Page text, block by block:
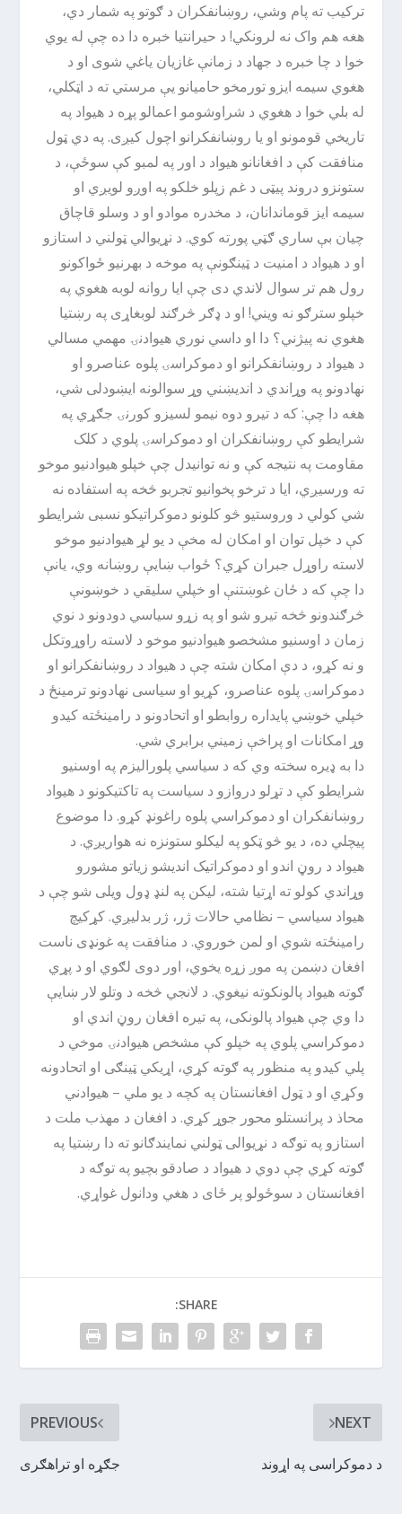
ترکیب ته پام وشي، روښانفکران د ګوتو په شمار دي،
هغه هم واک نه لرونکي! د حیرانتیا خبره دا ده چې له یوي
خوا د چا خبره د جهاد د زمانې غازیان یاغي شوی او د
هغوي سیمه ایزو تورمخو حامیانو یې مرستي ته د اټکلي،
له بلي خوا د هغوي د شراوشومو اعمالو پړه د هیواد په
تاریخي قومونو او یا روښانفکرانو اچول کیږی. په دي ټول
منافقت کې د افغانانو هیواد د اور په لمبو کې سوځې، د
ستونزو دروند پیټی د غم زپلو خلکو په اوږو لویږي او
سیمه ایز قوماندانان، د مخدره موادو او د وسلو قاچاق
چیان بې ساري ګټي پورته کوي. د نړیوالي ټولني د استازو
او د هیواد د امنیت د ټینګونې په موخه د بهرنیو ځواکونو
رول هم تر سوال لاندي دی چې ایا روانه لوبه هغوي په
خپلو سترګو نه ویني! او د ډګر څرګند لوبغاړی په رښتیا
هغوي نه پیژني؟ دا او داسي نوري هیوادنۍ مهمي مسالي
د هیواد د روښانفکرانو او دموکراسۍ پلوه عناصرو او
نهادونو په وړاندي د اندیښني وړ سوالونه ایښودلی شي،
هغه دا چې: که د تیرو دوه نیمو لسیزو کورنۍ جګړي په
شرایطو کې روښانفکران او دموکراسۍ پلوي د کلک
مقاومت په نتیجه کې و نه توانیدل چې خپلو هیوادنیو موخو
ته ورسیږي، ایا د ترخو پخوانیو تجربو څخه په استفاده نه
شي کولي د وروستیو څو کلونو دموکراتیکو نسبی شرایطو
کې د خپل توان او امکان له مخې د یو لړ هیوادنیو موخو
لاسته راوړل جبران کړي؟ ځواب ښایې روښانه وي، یانې
دا چې که د ځان غوښتنې او خپلي سلیقي د خوښونې
څرګندونو څخه تیرو شو او په زړو سیاسي دودونو د نوي
زمان د اوسنیو مشخصو هیوادنیو موخو د لاسته راوړوتکل
و نه کړو، د دې امکان شته چې د هیواد د روښانفکرانو او
دموکراسۍ پلوه عناصرو، کړیو او سیاسی نهادونو ترمینځ د
خپلي خوښي پایداره روابطو او اتحادونو د رامینځته کیدو
وړ امکانات او پراخې زمیني برابري شي.
دا به ډیره سخته وي که د سیاسي پلورالیزم په اوسنیو
شرایطو کې د تړلو دروازو د سیاست په تاکتیکونو د هیواد
روښانفکران او دموکراسي پلوه راغونډ کړو. دا موضوع
پیچلي ده، د یو څو ټکو په لیکلو ستونزه نه هواریږي. د
هیواد د روڼ اندو او دموکراتیک اندیشو زیاتو مشورو
وړاندي کولو ته اړتیا شته، لیکن په لنډ ډول ویلی شو چې د
هیواد سیاسي – نظامي حالات ژر، ژر بدلیږي. کړکیچ
رامینځته شوي او لمن خوروي. د منافقت په غونډی ناست
افغان دښمن په موږ زړه یخوي، اور دوی لګوي او د پړي
ګوته هیواد پالونکوته نیغوي. د لانجي څخه د وتلو لار ښایې
دا وي چې هیواد پالونکی، په تیره افغان روڼ اندي او
دموکراسي پلوي په خپلو کې مشخص هیوادنۍ موخي د
پلي کیدو په منظور په ګوته کړي، اړیکي ټینګی او اتحادونه
وکړي او د ټول افغانستان په کچه د یو ملي – هیوادني
محاذ د پرانستلو محور جوړ کړي. د افغان د مهذب ملت د
استازو په توګه د نړیوالی ټولني نمایندګانو ته دا رښتیا په
ګوته کړي چې دوي د هیواد د صادقو بچیو په توګه د
افغانستان د سوځولو پر ځای د هغي ودانول غواړي.
SHARE:
PREVIOUS
جګړه او تراهګری
NEXT
د دموکراسی په اړوند